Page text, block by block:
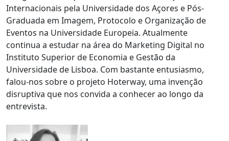
Internacionais pela Universidade dos Açores e Pós-
Graduada em Imagem, Protocolo e Organização de
Eventos na Universidade Europeia. Atualmente
continua a estudar na área do Marketing Digital no
Instituto Superior de Economia e Gestão da
Universidade de Lisboa. Com bastante entusiasmo,
falou-nos sobre o projeto Hoterway, uma invenção
disruptiva que nos convida a conhecer ao longo da
entrevista.